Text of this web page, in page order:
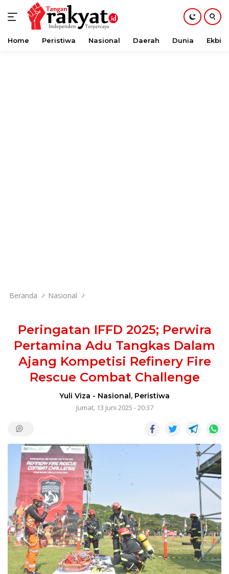
Langsung
Home Peristiwa Nasional Daerah Dunia Ekbis
Beranda Nasional
Peringatan IFFD 2025; Perwira
Pertamina Adu Tangkas Dalam
Ajang Kompetisi Refinery Fire
Rescue Combat Challenge
Yuli Viza - Nasional, Peristiwa
Jumat, 13 Juni 2025 - 20:37